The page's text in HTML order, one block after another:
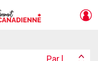
Par lieu